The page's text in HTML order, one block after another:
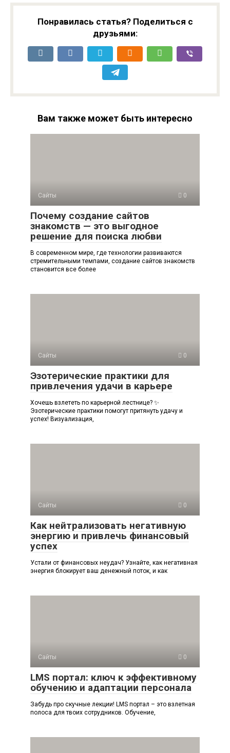
Понравилась статья? Поделиться с
друзьями:
Вам также может быть интересно
Сайты 0
Почему создание сайтов
знакомств — это выгодное
решение для поиска любви
В современном мире, где технологии развиваются
стремительными темпами, создание сайтов знакомств
становится все более
Сайты 0
Эзотерические практики для
привлечения удачи в карьере
Хочешь взлететь по карьерной лестнице? ✨
Эзотерические практики помогут притянуть удачу и
успех! Визуализация,
Сайты 0
Как нейтрализовать негативную
энергию и привлечь финансовый
успех
Устали от финансовых неудач? Узнайте, как негативная
энергия блокирует ваш денежный поток, и как
Сайты 0
LMS портал: ключ к эффективному
обучению и адаптации персонала
Забудь про скучные лекции! LMS портал – это взлетная
полоса для твоих сотрудников. Обучение,